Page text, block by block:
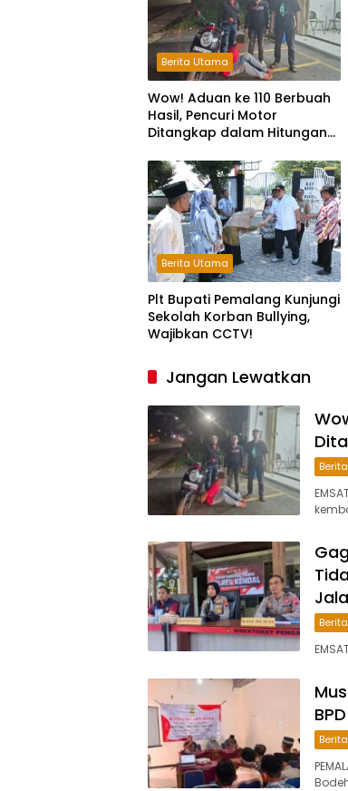
Berita Utama
Wow! Aduan ke 110 Berbuah
Hasil, Pencuri Motor
Ditangkap dalam Hitungan
Berita Utama
Plt Bupati Pemalang Kunjungi
Sekolah Korban Bullying,
Wajibkan CCTV!
Jangan Lewatkan